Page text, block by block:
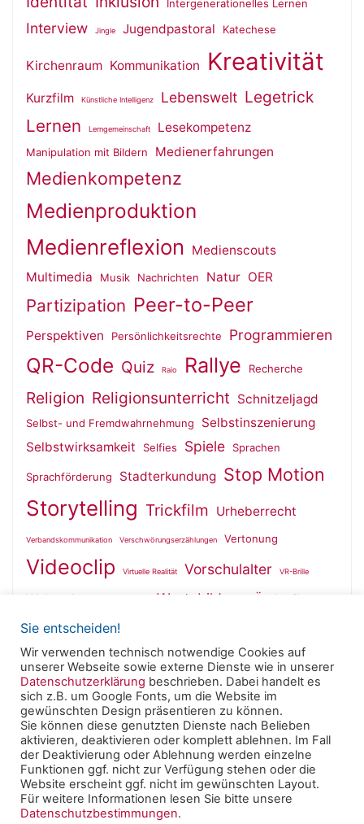
Intergenerationelles Lernen
Interview Jingle Jugendpastoral Katechese
Kirchenraum Kommunikation Kreativität
Kurzfilm Künstliche Intelligenz Lebenswelt Legetrick
Lernen Lerngemeinschaft Lesekompetenz
Manipulation mit Bildern Medienerfahrungen
Medienkompetenz
Medienproduktion
Medienreflexion Medienscouts
Multimedia
Musik Nachrichten Natur OER
Partizipation Peer-to-Peer
Perspektiven Persönlichkeitsrechte Programmieren
QR-Code Quiz Raio Rallye Recherche
Religion Religionsunterricht Schnitzeljagd
Selbst- und Fremdwahrnehmung
Selbstinszenierung
Selbstwirksamkeit
Selfies Spiele Sprachen
Sprachförderung Stadterkundung Stop Motion
Storytelling Trickfilm Urheberrecht
Verbandskommunikation Verschwörungserzählungen Vertonung
Videoclip Virtuelle Realität Vorschulalter VR-Brille
Wahrnehmung Wertebildung Ästhetik
Powered byRoseta& WordPress
© 2025 Clearingstelle Medienkompetenz der Deutschen
Bischofskonferenz an der Katholischen Hochschule
Mainz -Impressum| Datenschutzerklärung
Sie entscheiden!
Wir verwenden technisch notwendige Cookies auf
unserer Webseite sowie externe Dienste wie in unserer
Datenschutzerklärung beschrieben. Dabei handelt es
sich z.B. um Google Fonts, um die Website im
gewünschten Design präsentieren zu können.
Sie können diese genutzten Dienste nach Belieben
aktivieren, deaktivieren oder komplett ablehnen. Im Fall
der Deaktivierung oder Ablehnung werden einzelne
Funktionen ggf. nicht zur Verfügung stehen oder die
Website erscheint ggf. nicht im gewünschten Layout.
Für weitere Informationen lesen Sie bitte unsere
Datenschutzbestimmungen.